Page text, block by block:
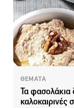
ΘΕΜΑΤΑ
Τα φασολάκια
καλοκαιρινές